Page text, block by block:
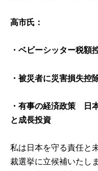
高市氏：
・ベビーシッター税額
・被災者に災害損失控
・有事の経済政策 日
と成長投資
私は日本を守る責任と
裁選挙に立候補いたし